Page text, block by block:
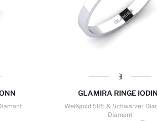
GLAMIRA RINGE
Weißgold 585 & Schwarzer
Diamant